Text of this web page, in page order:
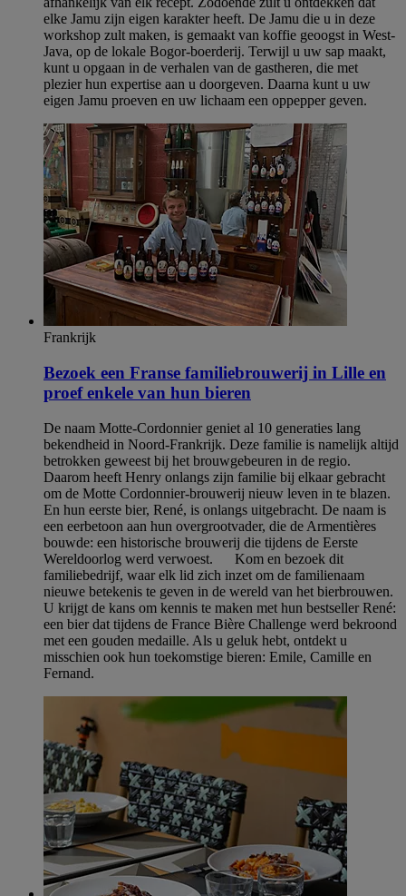
elke Jamu zijn eigen karakter heeft. De Jamu die u in deze
workshop zult maken, is gemaakt van koffie geoogst in West-
Java, op de lokale Bogor-boerderij. Terwijl u uw sap maakt,
kunt u opgaan in de verhalen van de gastheren, die met
plezier hun expertise aan u doorgeven. Daarna kunt u uw
eigen Jamu proeven en uw lichaam een oppepper geven.
Frankrijk
Bezoek een Franse familiebrouwerij in Lille en
proef enkele van hun bieren
De naam Motte-Cordonnier geniet al 10 generaties lang
bekendheid in Noord-Frankrijk. Deze familie is namelijk altijd
betrokken geweest bij het brouwgebeuren in de regio.
Daarom heeft Henry onlangs zijn familie bij elkaar gebracht
om de Motte Cordonnier-brouwerij nieuw leven in te blazen.
En hun eerste bier, René, is onlangs uitgebracht. De naam is
een eerbetoon aan hun overgrootvader, die de Armentières
bouwde: een historische brouwerij die tijdens de Eerste
Wereldoorlog werd verwoest. Kom en bezoek dit
familiebedrijf, waar elk lid zich inzet om de familienaam
nieuwe betekenis te geven in de wereld van het bierbrouwen.
U krijgt de kans om kennis te maken met hun bestseller René:
een bier dat tijdens de France Bière Challenge werd bekroond
met een gouden medaille. Als u geluk hebt, ontdekt u
misschien ook hun toekomstige bieren: Emile, Camille en
Fernand.